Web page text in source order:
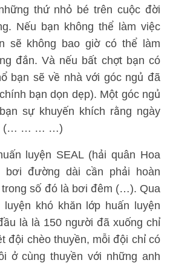
thứ nhỏ bé trên cuộc đời
Nếu bạn không thể làm việc
sẽ không bao giờ có thể làm
đắn. Và nếu bất chợt bạn có
bạn sẽ về nhà với góc ngủ đã
bạn dọn dẹp). Một góc ngủ
sự khuyến khích rằng ngày
(… … … …)
luyện SEAL (hải quân Hoa
bơi đường dài cần phải hoàn
trong số đó là bơi đêm (…). Qua
khó khăn lớp huấn luyện
là là 150 người đã xuống chỉ
đội chèo thuyền, mỗi đội chỉ có
ở cùng thuyền với những anh